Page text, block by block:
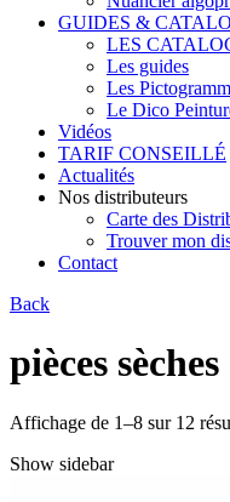
GUIDES &
LES
Les guides
Les
Le Dico
Vidéos
TARIF CONSEILLÉ
Actualités
Nos distributeurs
Carte des
Trouver mon
Contact
Back
pièces sèches
Affichage de 1–8 sur 12
Show sidebar